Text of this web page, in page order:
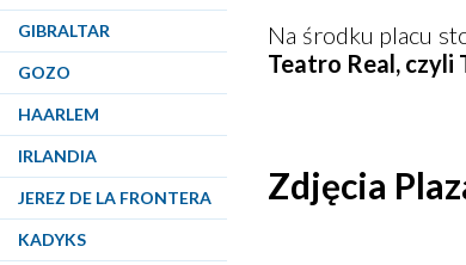
GIBRALTAR
GOZO
HAARLEM
IRLANDIA
JEREZ DE LA FRONTERA
KADYKS
Na środku placu
Teatro Real, czyli
Zdjęcia